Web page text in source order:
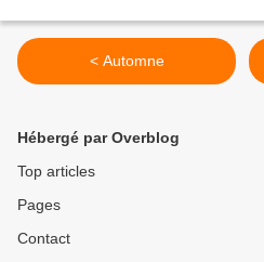
< Automne
Hébergé par Overblog
Top articles
Pages
Contact